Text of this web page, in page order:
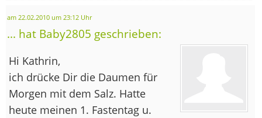
am 22.02.2010 um 23:12 Uhr
... hat Baby2805 geschrieben:
Hi Kathrin,
ich drücke Dir die Daumen für
Morgen mit dem Salz. Hatte
heute meinen 1. Fastentag u.